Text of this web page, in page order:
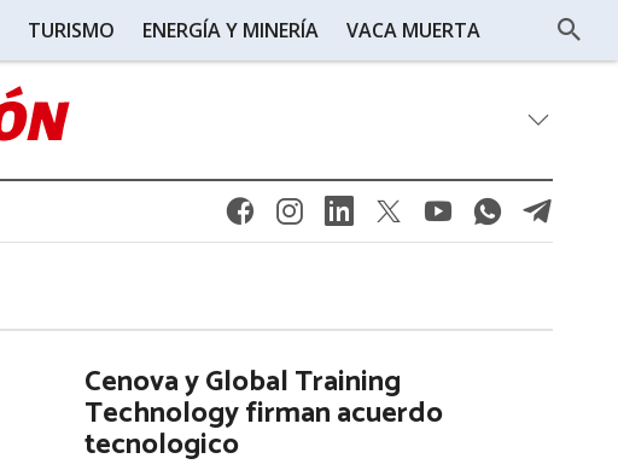
TURISMO ENERGÍA Y MINERÍA VACA MUERTA
Cenova y Global Training
Technology firman acuerdo
tecnologico